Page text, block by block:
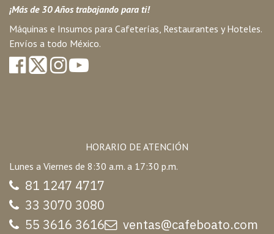
¡Más de 30 Años trabajando para ti!
Máquinas e Insumos para Cafeterías, Restaurantes y Hoteles.
Envíos a todo México.
HORARIO DE ATENCIÓN
Lunes a Viernes de 8:30 a.m. a 17:30 p.m.
81 1247 4717
33 3070 3080
55 3616 3616
ventas@cafeboato.com